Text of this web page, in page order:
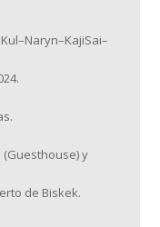
y
de Biskek.